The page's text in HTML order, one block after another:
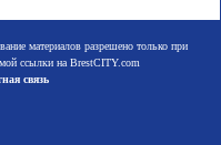
материалов разрешено только при
ссылки на BrestCITY.com
связь